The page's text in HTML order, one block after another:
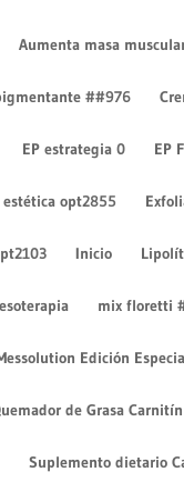
Aumenta masa
##976
EP estrategia 0 EP
opt2855
Inicio
mix floretti
Edición
de Grasa
Suplemento dietario